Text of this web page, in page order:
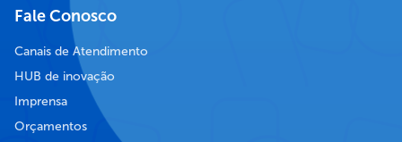
Fale Conosco
Canais de Atendimento
HUB de inovação
Imprensa
Orçamentos